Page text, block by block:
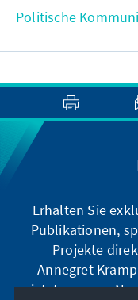
Politische
Erhalten Sie
Publikationen,
Projekte
Annegret
jetzt unseren